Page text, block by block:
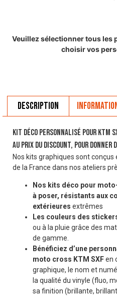
Veuillez sélectionner tous les
choisir vos
Description
Kit déco personnalisé pour KTM
au prix du discount, pour
Nos kits graphiques sont
de la France dans nos ateliers
Nos kits déco pour
à poser, résistants aux
extérieures extrêmes
Les couleurs des
ou à la pluie grâce des
de gamme.
Bénéficiez d’une
moto cross KTM SXFen
graphique, le nom et
la qualité du vinyle (fluo,
sa finition (brillante,